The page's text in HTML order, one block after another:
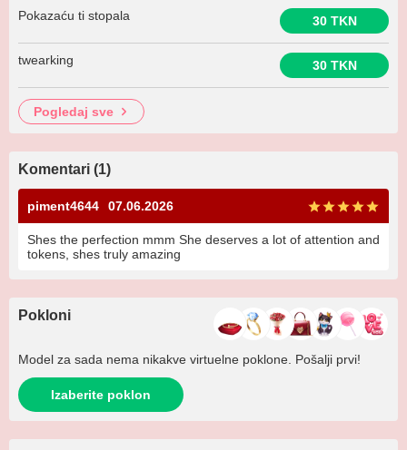
Pokazaću ti stopala 30 TKN
twearking 30 TKN
pogledaj sve
Komentari (1)
piment4644 07.06.2026
Shes the perfection mmm She deserves a lot of attention and
tokens, shes truly amazing
Pokloni
Model za sada nema nikakve virtuelne poklone. Pošalji prvi!
Izaberite poklon